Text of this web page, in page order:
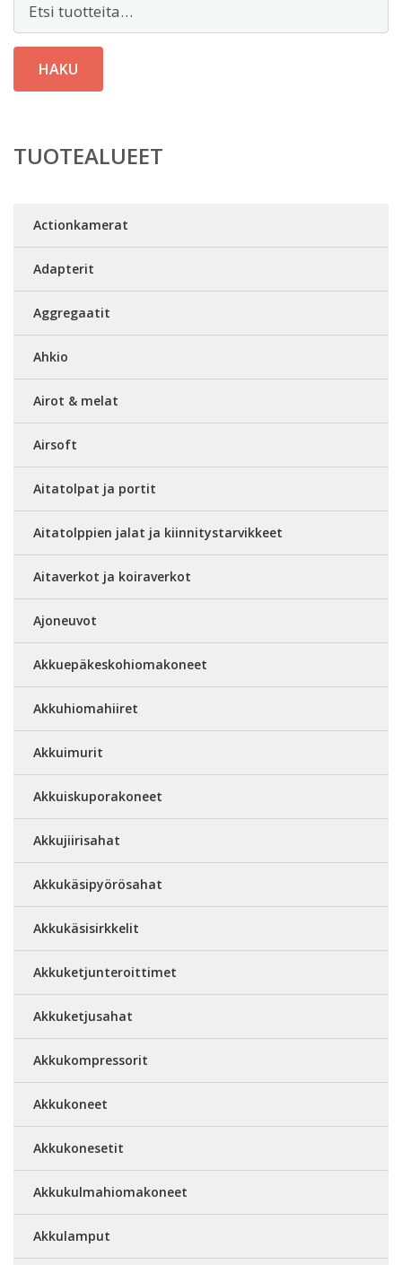
HAKU
TUOTEALUEET
Actionkamerat
Adapterit
Aggregaatit
Ahkio
Airot & melat
Airsoft
Aitatolpat ja portit
Aitatolppien jalat ja kiinnitystarvikkeet
Aitaverkot ja koiraverkot
Ajoneuvot
Akkuepäkeskohiomakoneet
Akkuhiomahiiret
Akkuimurit
Akkuiskuporakoneet
Akkujiirisahat
Akkukäsipyörösahat
Akkukäsisirkkelit
Akkuketjunteroittimet
Akkuketjusahat
Akkukompressorit
Akkukoneet
Akkukonesetit
Akkukulmahiomakoneet
Akkulamput